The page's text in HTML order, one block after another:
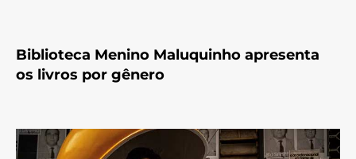
Biblioteca Menino Maluquinho apresenta
os livros por gênero